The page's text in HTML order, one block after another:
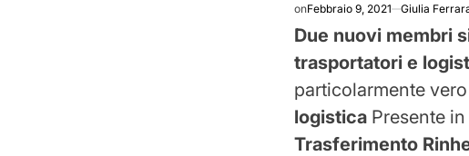
onFebbraio 9, 2021 Giulia
Due nuovi membri
trasportatori e
particolarmente
logistica Presente
Trasferimento